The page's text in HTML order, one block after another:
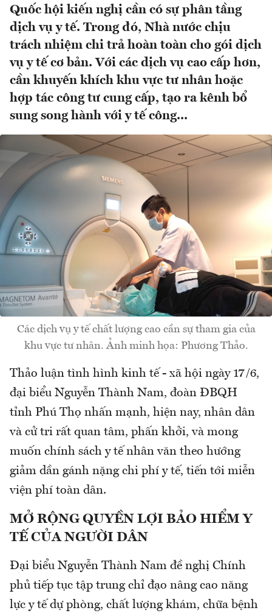
Quốc hội kiến nghị cần có sự phân tầng
dịch vụ y tế. Trong đó, Nhà nước chịu
trách nhiệm chi trả hoàn toàn cho gói dịch
vụ y tế cơ bản. Với các dịch vụ cao cấp hơn,
cần khuyến khích khu vực tư nhân hoặc
hợp tác công tư cung cấp, tạo ra kênh bổ
sung song hành với y tế công...
Các dịch vụ y tế chất lượng cao cần sự tham gia của
khu vực tư nhân. Ảnh minh họa: Phương Thảo.
Thảo luận tình hình kinh tế - xã hội ngày 17/6,
đại biểu Nguyễn Thành Nam, đoàn ĐBQH
tỉnh Phú Thọ nhấn mạnh, hiện nay, nhân dân
và cử tri rất quan tâm, phấn khởi, và mong
muốn chính sách y tế nhân văn theo hướng
giảm dần gánh nặng chi phí y tế, tiến tới miễn
viện phí toàn dân.
MỞ RỘNG QUYỀN LỢI BẢO HIỂM Y
TẾ CỦA NGƯỜI DÂN
Đại biểu Nguyễn Thành Nam đề nghị Chính
phủ tiếp tục tập trung chỉ đạo nâng cao năng
lực y tế dự phòng, chất lượng khám, chữa bệnh